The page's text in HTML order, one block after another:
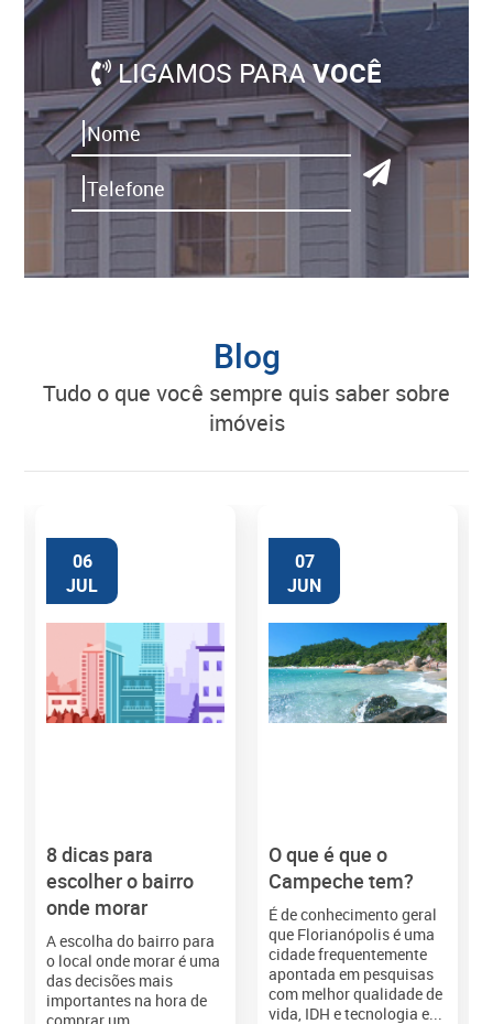
LIGAMOS PARAVOCÊ
Blog
tudo o que você sempre quis saber sobre
imóveis
06
JUL
8 dicas para
escolher o bairro
onde morar
A escolha do bairro para
o local onde morar é uma
das decisões mais
importantes na hora de
comprar um
07
JUN
O que é que o
Campeche tem?
É de conhecimento geral
que Florianópolis é uma
cidade frequentemente
apontada em pesquisas
com melhor qualidade de
vida, IDH e tecnologia e...